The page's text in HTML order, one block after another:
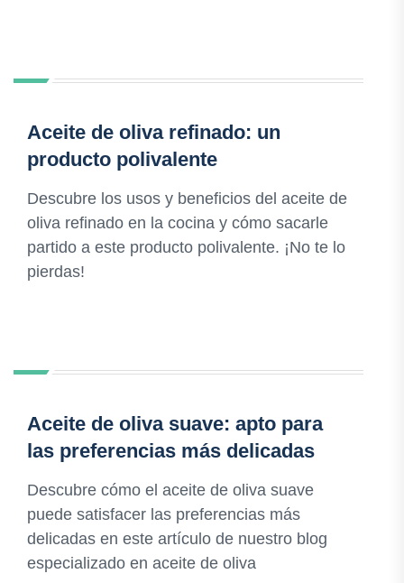
Aceite de oliva refinado: un
producto polivalente
Descubre los usos y beneficios del aceite de
oliva refinado en la cocina y cómo sacarle
partido a este producto polivalente. ¡No te lo
pierdas!
Aceite de oliva suave: apto para
las preferencias más delicadas
Descubre cómo el aceite de oliva suave
puede satisfacer las preferencias más
delicadas en este artículo de nuestro blog
especializado en aceite de oliva